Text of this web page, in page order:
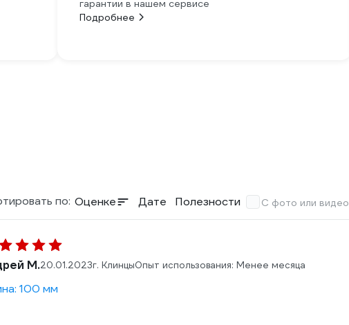
гарантии в нашем сервисе
Подробнее
по: Оценке Дате Полезности С фото или видео
М.20.01.2023г. КлинцыОпыт использования: Менее месяца
100 мм